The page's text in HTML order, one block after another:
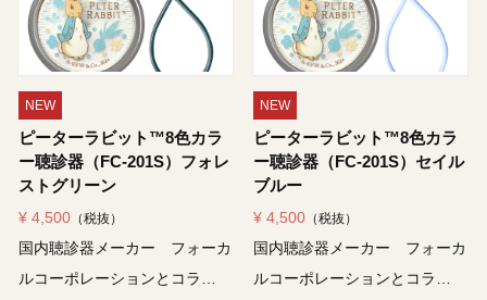
NEW
ピーターラビット™8色カラ
ー聴診器（FC-201S）フォレ
ストグリーン
¥ 4,500 （税抜）
国内聴診器メーカー フォーカ
ルコーポレーションとコラ…
NEW
ピーターラビット™8色カラ
ー聴診器（FC-201S）セイル
ブルー
¥ 4,500 （税抜）
国内聴診器メーカー フォーカ
ルコーポレーションとコラ…